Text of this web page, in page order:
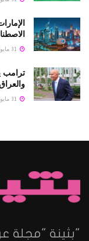
ترامب
"بثينة "مجلة